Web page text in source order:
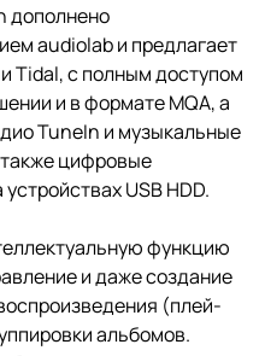
дополнено
audiolab и предлагает
Tidal, с полным доступом
и в формате MQA, а
TuneIn и музыкальные
цифровые
USB HDD.
функцию
и даже создание
(плей-
альбомов.